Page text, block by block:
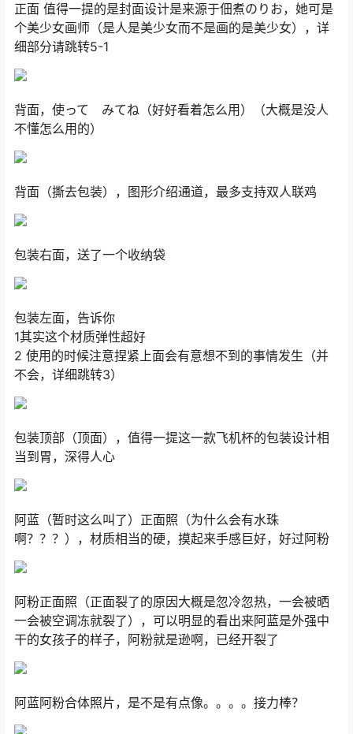
正面 值得一提的是封面设计是来源于佃煮のりお，她可是
个美少女画师（是人是美少女而不是画的是美少女），详
细部分请跳转5-1
背面，使って みてね（好好看着怎么用）（大概是没人
不懂怎么用的）
背面（撕去包装），图形介绍通道，最多支持双人联鸡
包装右面，送了一个收纳袋
包装左面，告诉你
1其实这个材质弹性超好
2 使用的时候注意捏紧上面会有意想不到的事情发生（并
不会，详细跳转3）
包装顶部（顶面），值得一提这一款飞机杯的包装设计相
当到胃，深得人心
阿蓝（暂时这么叫了）正面照（为什么会有水珠
啊？？？），材质相当的硬，摸起来手感巨好，好过阿粉
阿粉正面照（正面裂了的原因大概是忽冷忽热，一会被晒
一会被空调冻就裂了），可以明显的看出来阿蓝是外强中
干的女孩子的样子，阿粉就是逊啊，已经开裂了
阿蓝阿粉合体照片，是不是有点像。。。。接力棒？